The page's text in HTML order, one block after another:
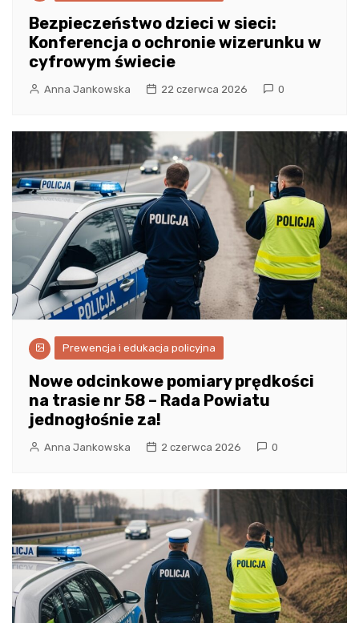
Bezpieczeństwo dzieci w sieci:
Konferencja o ochronie wizerunku w
cyfrowym świecie
Anna Jankowska 22 czerwca 2026 0
Prewencja i edukacja policyjna
Nowe odcinkowe pomiary prędkości
na trasie nr 58 – Rada Powiatu
jednogłośnie za!
Anna Jankowska 2 czerwca 2026 0